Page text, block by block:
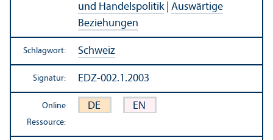
und Handels­politik| Auswärtige
Beziehungen
Schlagwort: Schweiz
Signatur: EDZ-002.1.2003
Online
Ressource:
DE EN